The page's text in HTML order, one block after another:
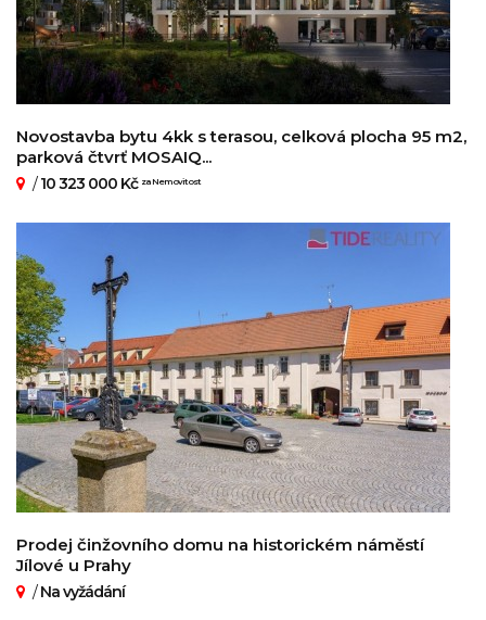
Novostavba bytu 4kk s terasou, celková plocha 95 m2,
parková čtvrť MOSAIQ...
/10 323 000 Kč za Nemovitost
Prodej činžovního domu na historickém náměstí
Jílové u Prahy
/Na vyžádání